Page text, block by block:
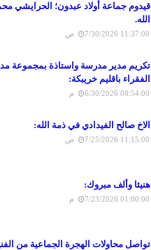
قيدوم جماعة أولاد عبدون؛ الحرايشي
الله.
7/30/2026 11:37:00 ص
تكريم مدير مدرسة واستاذة بمجموعة
الفقراء باقليم خريبكة:
6/30/2026 08:54:00 م
الاخ صالح الفيدادي في ذمة الله:
7/25/2026 11:15:00 ص
هنيئا وألف مبروك:
7/23/2026 01:00:00 م
تواصل محاولات الهجرة الجماعية من